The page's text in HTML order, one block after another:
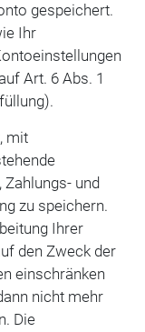
gespeichert.
Ihr
Art. 6 Abs. 1
mit
und
zu speichern.
Ihrer
den Zweck der
einschränken
nicht mehr
Die